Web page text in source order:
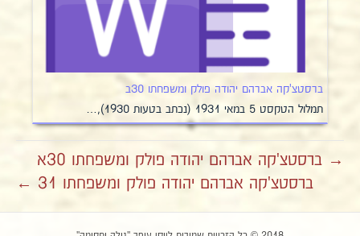
ברסטצ'קה אברהם יהודה פולק ומשפחתו 30ב
תמלול הטקסט 5 במאי 1931 (נכתב בטעות 1930),…
→ ברסטצ'קה אברהם יהודה פולק ומשפחתו 30א
ברסטצ'קה אברהם יהודה פולק ומשפחתו 31 ←